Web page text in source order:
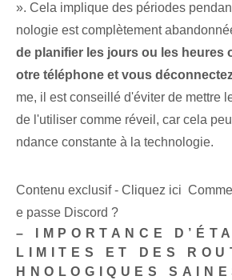
». Cela implique des périodes
nologie est complètement
de planifier les jours ou les heures
otre téléphone et vous
me, il est conseillé d'éviter de mettre
de l'utiliser comme réveil, car cela
ndance constante à la technologie.
Contenu exclusif - Cliquez ici
e passe Discord ?
– IMPORTANCE
LIMITES ET DES
HNOLOGIQUES